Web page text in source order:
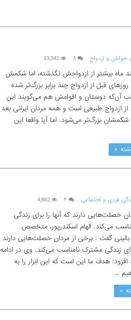
, جوانان و ازدواج ۸ 23,342
ماه بیشتر از ازدواجش نگذشته، اما شکمش
قبل از ازدواج چند برابر بزرگ‌تر شده
آن‌که دوستان و اقوامش هم می‌گویند این
از ازدواج طبیعی است و همه مردان ایرانی بعد
شکمشان بزرگ‌تر می‌شود. اما آیا واقعا این
»
فردی و اجتماعی ۴ 4,862
خصلت‌هایی دارند که آنها را برای زندگی
می‌کند. الهام اسکندرپور، متخصص
بالینی گفت : برخی از مردان خصلت‌هایی دارند
زندگی مشترک نامناسب می‌کند. وی در ادامه
هدف ما این است که این ابزار را به
…
»